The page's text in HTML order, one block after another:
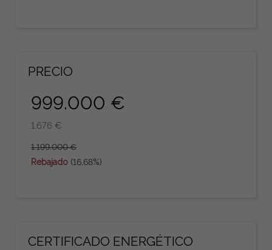
PRECIO
999.000 €
1.676 €
1.199.000 €
Rebajado (16,68%)
CERTIFICADO ENERGÉTICO